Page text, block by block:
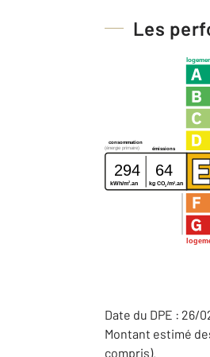
Les
consommation
émissions
(énergie primaire)
294 64
kWh/m2 .an kg CO2/m2 .an
Date du DPE : 26/
Montant estimé
compris).